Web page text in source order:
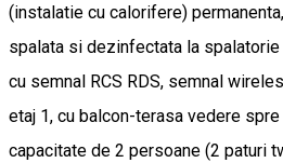
(instalatie cu calorifere)
spalata si dezinfectata la spalatorie
cu semnal RCS RDS, semnal
etaj 1, cu balcon-terasa vedere
capacitate de 2 persoane (2 paturi